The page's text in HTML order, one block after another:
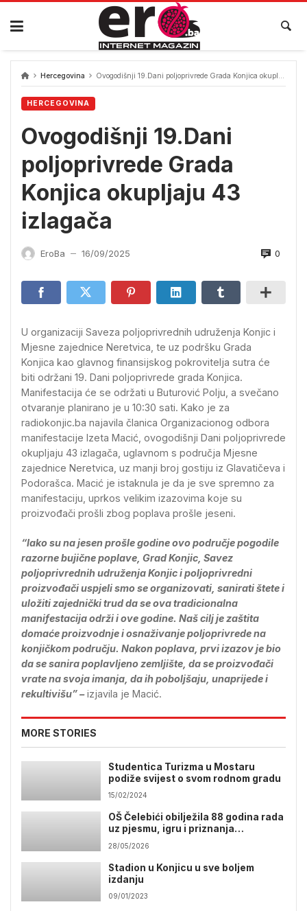
Skip
content
Hercegovina Ovogodišnji 19.Dani poljoprivrede Grada Konjica okupljaju 43 izlagača
HERCEGOVINA
Ovogodišnji 19.Dani
poljoprivrede Grada
Konjica okupljaju 43
izlagača
EroBa — 16/09/2025 0
U organizaciji Saveza poljoprivrednih udruženja Konjic i
Mjesne zajednice Neretvica, te uz podršku Grada
Konjica kao glavnog finansijskog pokrovitelja sutra će
biti održani 19. Dani poljoprivrede grada Konjica.
Manifestacija će se održati u Buturović Polju, a svečano
otvaranje planirano je u 10:30 sati. Kako je za
radiokonjic.ba najavila članica Organizacionog odbora
manifestacije Izeta Macić, ovogodišnji Dani poljoprivrede
okupljaju 43 izlagača, uglavnom s područja Mjesne
zajednice Neretvica, uz manji broj gostiju iz Glavatičeva i
Podorašca. Macić je istaknula je da je sve spremno za
manifestaciju, uprkos velikim izazovima koje su
proizvođači prošli zbog poplava prošle jeseni.
“Iako su na jesen prošle godine ovo područje pogodile
razorne bujične poplave, Grad Konjic, Savez
poljoprivrednih udruženja Konjic i poljoprivredni
proizvođači uspjeli smo se organizovati, sanirati štete i
uložiti zajednički trud da se ova tradicionalna
manifestacija održi i ove godine. Naš cilj je zaštita
domaće proizvodnje i osnaživanje poljoprivrede na
konjičkom području. Nakon poplava, prvi izazov je bio
da se sanira poplavljeno zemljište, da se proizvođači
vrate na svoja imanja, da ih poboljšaju, unaprijede i
rekultivišu” –izjavila je Macić.
MORE STORIES
Studentica Turizma u Mostaru
podiže svijest o svom rodnom gradu
15/02/2024
OŠ Čelebići obilježila 88 godina rada
uz pjesmu, igru i priznanja
učenicima
28/05/2026
Stadion u Konjicu u sve boljem
izdanju
09/01/2023